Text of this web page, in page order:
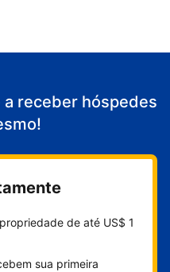
receber hóspedes
de até US$ 1
sua primeira